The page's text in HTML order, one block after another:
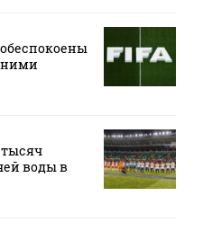
тысяч
воды в